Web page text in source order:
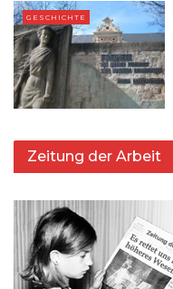
GESCHICHTE
Zeitung der Arbeit